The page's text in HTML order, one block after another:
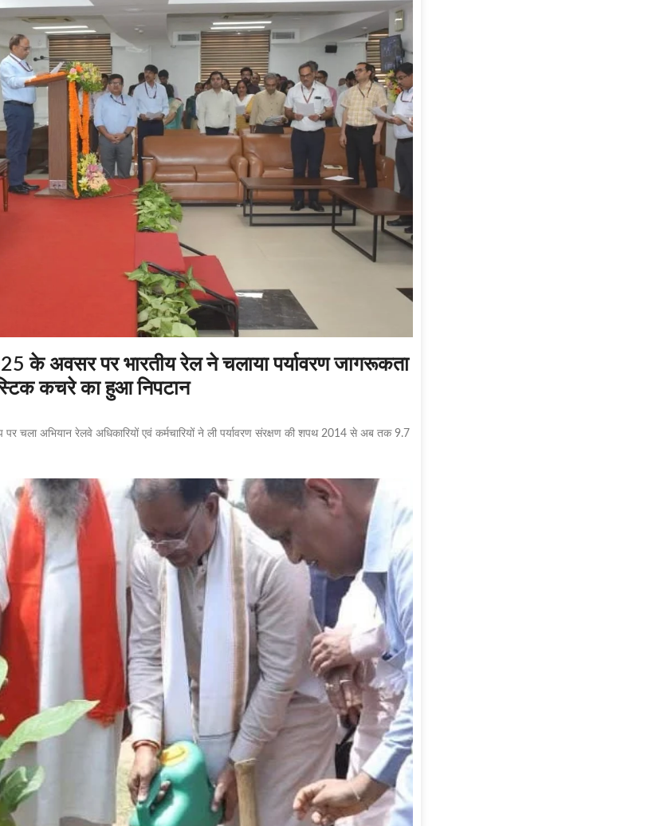
के अवसर पर भारतीय रेल ने चलाया पर्यावरण जागरूकता
कचरे का हुआ निपटान
चला अभियान रेलवे अधिकारियों एवं कर्मचारियों ने ली पर्यावरण संरक्षण की शपथ 2014 से अब तक 9.7